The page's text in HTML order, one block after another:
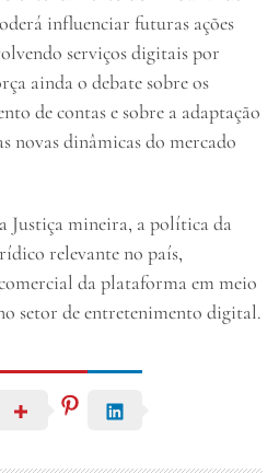
influenciar futuras ações
serviços digitais por
ainda o debate sobre os
de contas e sobre a adaptação
novas dinâmicas do mercado
Justiça mineira, a política da
relevante no país,
da plataforma em meio
setor de entretenimento digital.